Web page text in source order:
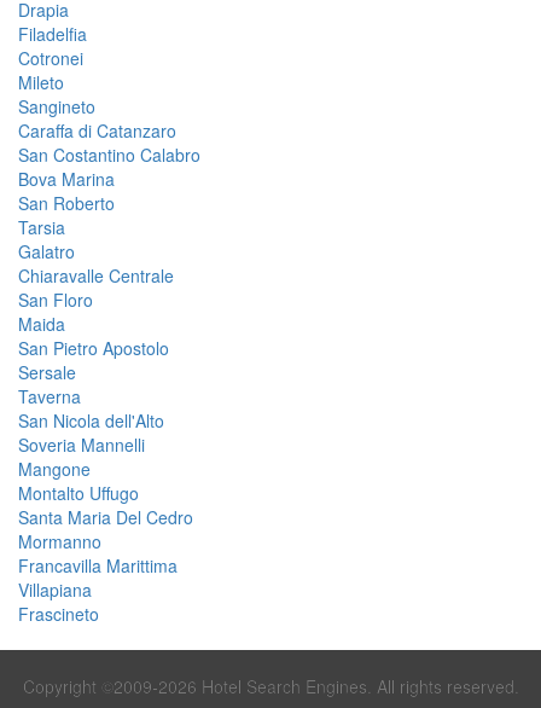
Drapia
Filadelfia
Cotronei
Mileto
Sangineto
Caraffa di Catanzaro
San Costantino Calabro
Bova Marina
San Roberto
Tarsia
Galatro
Chiaravalle Centrale
San Floro
Maida
San Pietro Apostolo
Sersale
Taverna
San Nicola dell'Alto
Soveria Mannelli
Mangone
Montalto Uffugo
Santa Maria Del Cedro
Mormanno
Francavilla Marittima
Villapiana
Frascineto
Copyright ©2009-2026 Hotel Search Engines. All rights reserved.